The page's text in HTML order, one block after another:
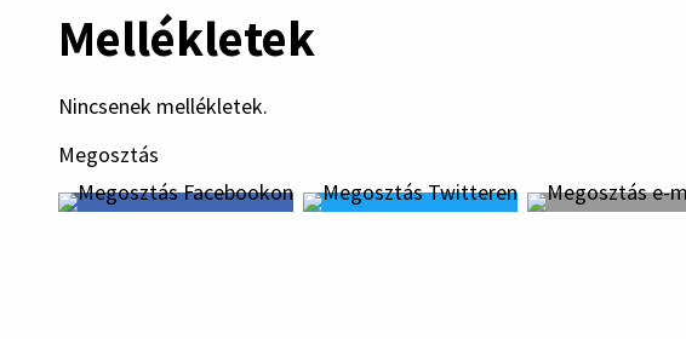
Mellékletek
Nincsenek mellékletek.
Megosztás